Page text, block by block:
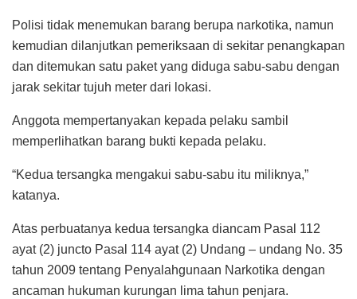
Polisi tidak menemukan barang berupa narkotika, namun
kemudian dilanjutkan pemeriksaan di sekitar penangkapan
dan ditemukan satu paket yang diduga sabu-sabu dengan
jarak sekitar tujuh meter dari lokasi.
Anggota mempertanyakan kepada pelaku sambil
memperlihatkan barang bukti kepada pelaku.
“Kedua tersangka mengakui sabu-sabu itu miliknya,”
katanya.
Atas perbuatanya kedua tersangka diancam Pasal 112
ayat (2) juncto Pasal 114 ayat (2) Undang – undang No. 35
tahun 2009 tentang Penyalahgunaan Narkotika dengan
ancaman hukuman kurungan lima tahun penjara.